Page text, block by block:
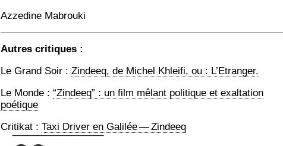
Azze­dine Mabrouki
Autres cri­tiques :
Le Grand Soir : Zin­deeq, de Michel Khlei­fi, ou : L’Etranger.
Le Monde : “Zin­deeq” : un film mêlant poli­tique et exal­ta­tion
poétique
Cri­ti­kat : Taxi Dri­ver en Gali­lée — Zindeeq